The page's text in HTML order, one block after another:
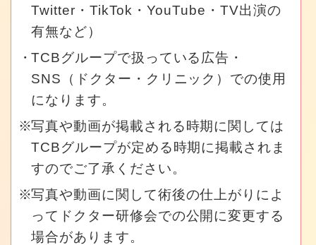
Twitter・TikTok・YouTube・TV出演の
有無など）
TCBグループで扱っている広告・
SNS（ドクター・クリニック）での使用
になります。
写真や動画が掲載される時期に関しては
TCBグループが定める時期に掲載されま
すのでご了承ください。
写真や動画に関して術後の仕上がりによ
ってドクター研修会での公開に変更する
場合があります。